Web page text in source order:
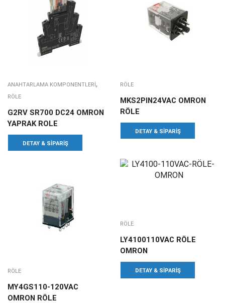
ANAHTARLAMA KOMPONENTLERI,
RÖLE
G2RV SR700 DC24 OMRON
YAPRAK ROLE
DETAY & SIPARIŞ
RÖLE
MKS2PIN24VAC OMRON
RÖLE
DETAY & SIPARIŞ
RÖLE
MY4GS110-120VAC
OMRON RÖLE
RÖLE
LY4100110VAC RÖLE
OMRON
DETAY & SIPARIŞ